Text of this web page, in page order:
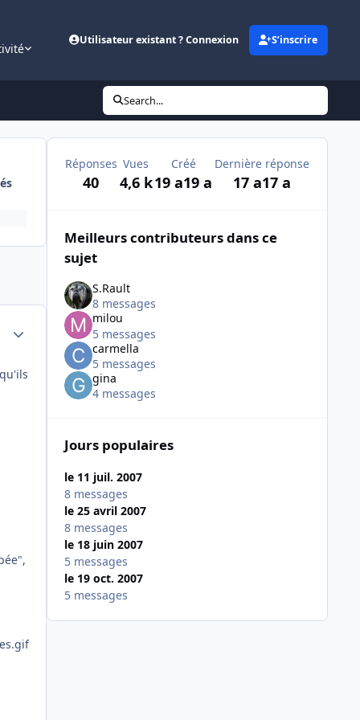
Utilisateur existant ? Connexion S’inscrire
Search...
Author stats
Réponses
40
Vues
4,6 k
Créé
19 a19 a
Dernière réponse
17 a17 a
Meilleurs contributeurs dans ce
sujet
S.Rault
8 messages
milou
5 messages
carmella
5 messages
gina
4 messages
Jours populaires
le 11 juil. 2007
8 messages
le 25 avril 2007
8 messages
le 18 juin 2007
5 messages
le 19 oct. 2007
5 messages